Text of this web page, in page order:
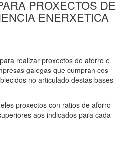
PROXECTOS DE
ENERXETICA
realizar proxectos de aforro e
galegas que cumpran cos
no articulado destas bases
proxectos con ratios de aforro
aos indicados para cada